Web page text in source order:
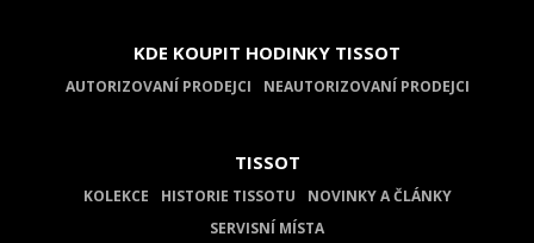
KDE KOUPIT HODINKY TISSOT
AUTORIZOVANÍ PRODEJCI NEAUTORIZOVANÍ PRODEJCI
TISSOT
KOLEKCE HISTORIE TISSOTU
NOVINKY A ČLÁNKY
SERVISNÍ MÍSTA